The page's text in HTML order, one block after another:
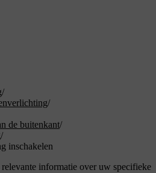
/
/
de buitenkant/
/
inschakelen
informatie over uw specifieke